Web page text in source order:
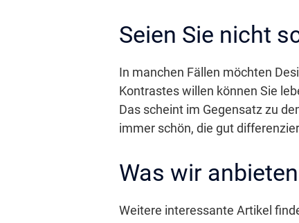
Seien Sie nicht
In manchen Fällen möchten
Kontrastes willen können Sie
Das scheint im Gegensatz zu
immer schön, die gut
Was wir anbieten
Weitere interessante Artikel